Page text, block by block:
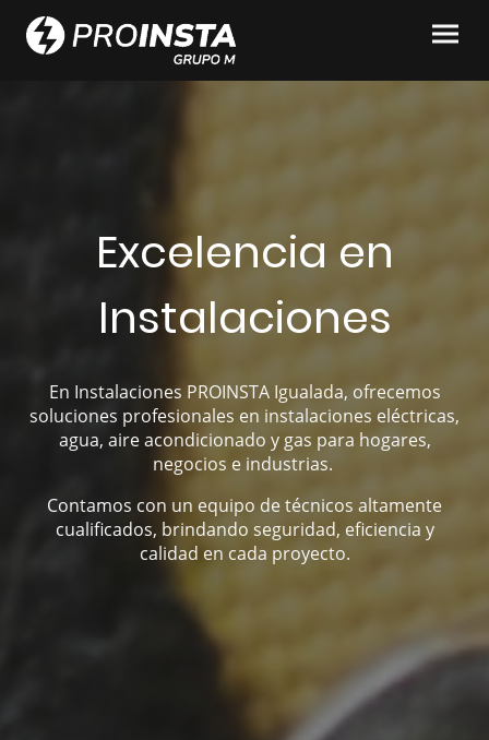
Excelencia en
Instalaciones
En Instalaciones PROINSTA Igualada, ofrecemos
soluciones profesionales en instalaciones eléctricas,
agua, aire acondicionado y gas para hogares,
negocios e industrias.
Contamos con un equipo de técnicos altamente
cualificados, brindando seguridad, eficiencia y
calidad en cada proyecto.